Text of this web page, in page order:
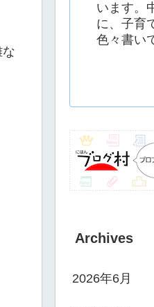
います。
に、子育
色々書い
Archives
2026年6月